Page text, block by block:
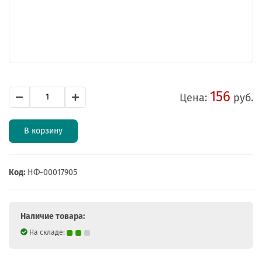
Цена: 156 руб.
В корзину
Код: НФ-00017905
Наличие товара:
На складе: